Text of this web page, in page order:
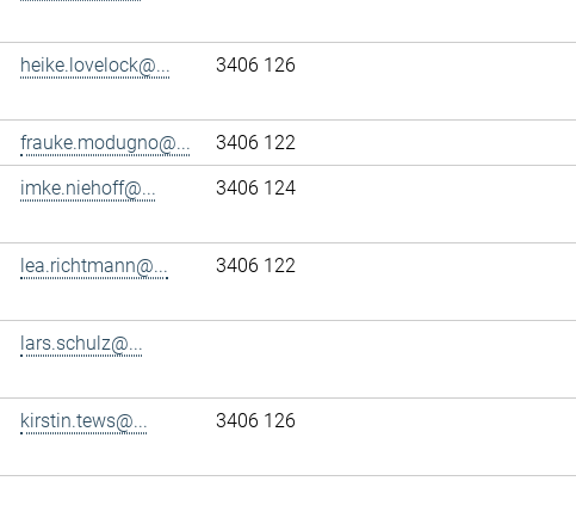
heike.lovelock@... 3406 126
frauke.modugno@...
3406 122
imke.niehoff@... 3406 124
lea.richtmann@... 3406 122
lars.schulz@...
kirstin.tews@... 3406 126